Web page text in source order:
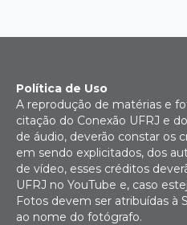
Política de Uso
A reprodução de matérias e
citação do Conexão UFRJ e
de áudio, deverão constar os
em sendo explicitados, dos
de vídeo, esses créditos
UFRJ no YouTube e, caso
Fotos devem ser atribuídas à
ao nome do fotógrafo.